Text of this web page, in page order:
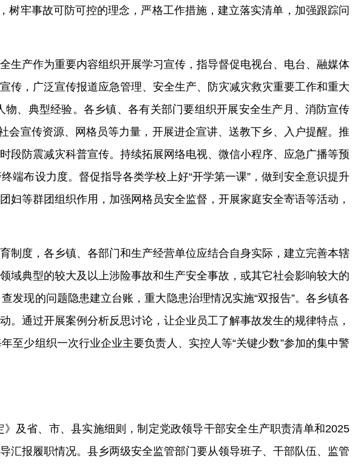
树牢事故可防可控的理念，严格工作措施，建立落实清单，加强跟踪问
生产作为重要内容组织开展学习 宣传 ， 指导督促电视台、电台、融媒体
传， 广泛宣传报道应急管理、安全生产、防灾减灾救灾重要工作和重大
物、典型经验。各乡镇、各有关部门要组织开展安全生产月、消防宣传
会宣传资源、网格员等力量，开展进企宣讲、送教下乡、入户提醒。推
段防震减灾科普宣传。持续拓展网络电视、微信小程序、应急广播等预
端布设力度。 督促指导各类学校上好“开学第一课” ，做到安全意识提升
团妇等群团组织作用，加强网格员安全监督，开展家庭安全寄语等活动，
制度 ，各乡镇、 各部门和生产经营单位应结合自身实际，建立完善本辖
域典型的较大及以上涉险事故和生产安全事故，或其它社会影响较大的
发现的问题隐患建立台账，重大隐患治理情况实施“双报告”。各乡镇各
通过开展案例分析反思讨论，让企业员工了解事故发生的规律特点，
至少组织一次行业企业主要负责人、实控人等“关键少数”参加的集中警
》 及省、市、县实施细则，制定党政领导干部安全生产职责清单和2025
汇报履职情况。 县乡两级安全监管部门要从领导班子、干部队伍、监管